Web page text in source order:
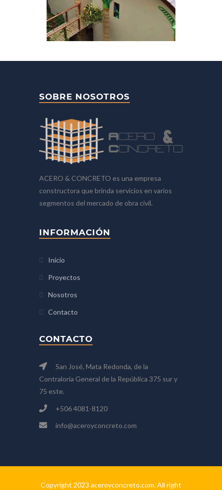
SOBRE NOSOTROS
ACERO & CONCRETO es una empresa
constructora que brinda servicios en varios
segmentos del mercado de obra civil.
INFORMACIÓN
Inicio
Proyectos
Nosotros
Contacto
CONTACTO
San José, Mata Redonda, de la
Contraloría General de la República 375 sur y
75 este.
+506 4081-8120
info@aceroyconcreto.com
Copyright 2023 aceroyconcreto.com. All right